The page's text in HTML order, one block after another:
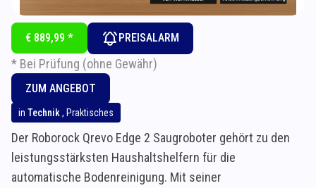
€ 889,99 * PREISALARM
* Bei Prüfung (ohne Gewähr)
ZUM ANGEBOT
in Technik, Praktisches
Der Roborock Qrevo Edge 2 Saugroboter gehört zu den
leistungsstärksten Haushaltshelfern für die
automatische Bodenreinigung. Mit seiner